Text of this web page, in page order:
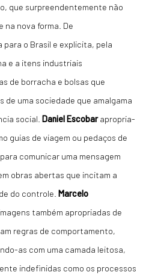
que surpreendentemente não
nova forma. De
para o Brasil e explicita, pela
e a itens industriais
de borracha e bolsas que
de uma sociedade que amalgama
social. Daniel Escobarapropria-
guias de viagem ou pedaços de
comunicar uma mensagem
obras abertas que incitam a
do controle. Marcelo
também apropriadas de
regras de comportamento,
as com uma camada leitosa,
indefinidas como os processos